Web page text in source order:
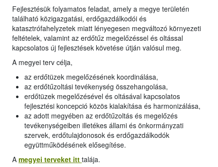
Fejlesztésük folyamatos feladat, amely a megye területén
található közigazgatási, erdőgazdálkodói és
katasztrófahelyzetek miatt lényegesen megváltozó környezeti
feltételek, valamint az erdőtűz megelőzéssel és oltással
kapcsolatos új fejlesztések követése útján valósul meg.
A megyei terv célja,
az erdőtüzek megelőzésének koordinálása,
az erdőtűzoltási tevékenység összehangolása,
erdőtüzek megelőzésével és oltásával kapcsolatos
fejlesztési koncepció közös kialakítása és harmonizálása,
az adott megyében az erdőtűzoltás és megelőzés
tevékenységeiben illetékes állami és önkormányzati
szervek, erdőtulajdonosok és erdőgazdálkodók
együttműködésének elősegítése.
A megyei terveket itt talája.